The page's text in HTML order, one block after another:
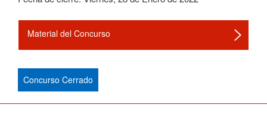
Material del Concurso
Concurso Cerrado